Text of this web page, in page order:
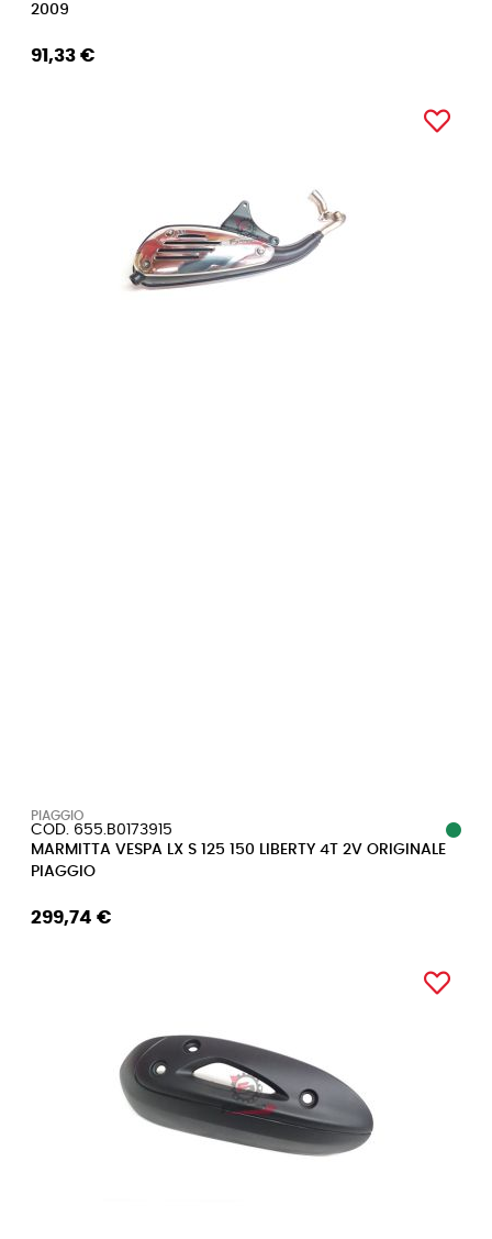
2009
91,33 €
PIAGGIO
COD. 655.B0173915
MARMITTA VESPA LX S 125 150 LIBERTY 4T 2V ORIGINALE
PIAGGIO
299,74 €